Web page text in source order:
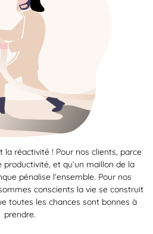
la réactivité ! Pour nos clients, parce
productivité, et qu’un maillon de la
pénalise l’ensemble. Pour nos
conscients la vie se construit
toutes les chances sont bonnes à
prendre.